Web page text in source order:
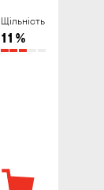
Щільність
11 %